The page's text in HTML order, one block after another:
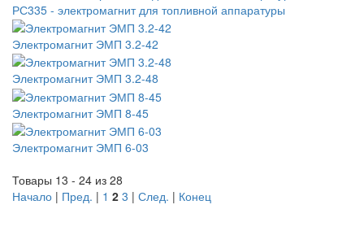
РС335 - электромагнит для топливной аппаратуры
Электромагнит ЭМП 3.2-42
Электромагнит ЭМП 3.2-48
Электромагнит ЭМП 8-45
Электромагнит ЭМП 6-03
Товары 13 - 24 из 28
Начало | Пред. | 1 2 3 | След. | Конец